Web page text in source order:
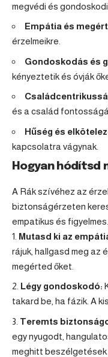
megvédi és
Empátia és
érzelmeikre.
Gondoskodás és
kényeztetik és óvják
és a család
Hűség és
kapcsolatra vágynak.
Hogyan hódítsd
A Rák szívéhez az
biztonságérzeten
empatikus és figyelmes.
Mutasd ki az
rájuk, hallgasd meg az
megérted őket.
Légy gondoskodó:
takard be, ha fázik. A
Teremts
egy nyugodt,
meghitt beszélgetések